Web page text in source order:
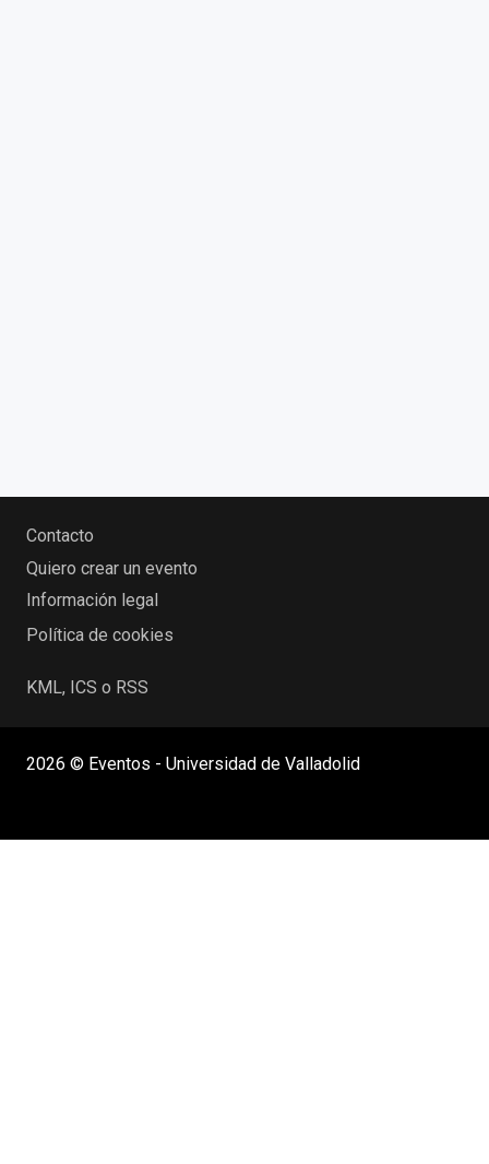
Contacto
Quiero crear un evento
Información legal
Política de cookies
KML, ICS o RSS
2026 © Eventos - Universidad de Valladolid